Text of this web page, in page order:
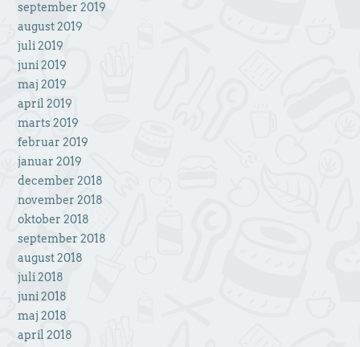
september 2019
august 2019
juli 2019
juni 2019
maj 2019
april 2019
marts 2019
februar 2019
januar 2019
december 2018
november 2018
oktober 2018
september 2018
august 2018
juli 2018
juni 2018
maj 2018
april 2018